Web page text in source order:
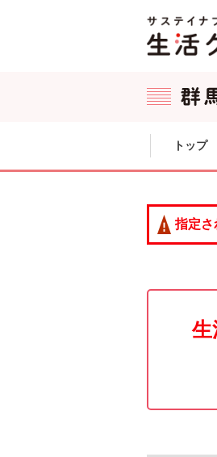
ここからサイト内共通メニューです。
サイト内共通メニューをスキップする
トップ
指定さ
生